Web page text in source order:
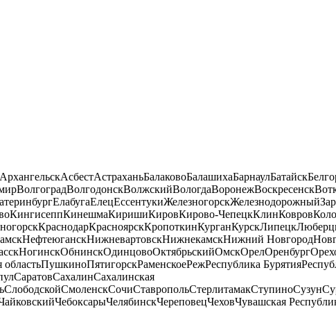
АрхангельскАсбестАстраханьБалаковоБалашихаБарнаулБатайск
ВолгоградВолгодонскВолжскийВологдаВоронежВоскресенск
ЕлабугаЕлецЕссентукиЖелезногорскЖелезнодорожный
КингисеппКинешмаКиришиКировКирово-ЧепецкКлинКовров
КраснодарКрасноярскКропоткинКурганКурскЛипецк
НефтеюганскНижневартовскНижнекамскНижний Новгород
НогинскОбнинскОдинцовоОктябрьскийОмскОрелОренбург
областьПушкиноПятигорскРаменскоеРежРеспублика Бурятия
СаратовСахалинСахалинская
СлободскойСмоленскСочиСтавропольСтерлитамакСтупиноСузун
ЧебоксарыЧелябинскЧереповецЧеховЧувашская